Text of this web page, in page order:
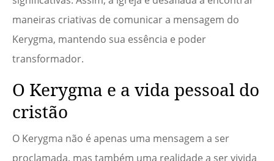
maneiras criativas de comunicar a mensagem do
Kerygma, mantendo sua essência e poder
transformador.
O Kerygma e a vida pessoal do
cristão
O Kerygma não é apenas uma mensagem a ser
proclamada, mas também uma realidade a ser vivida